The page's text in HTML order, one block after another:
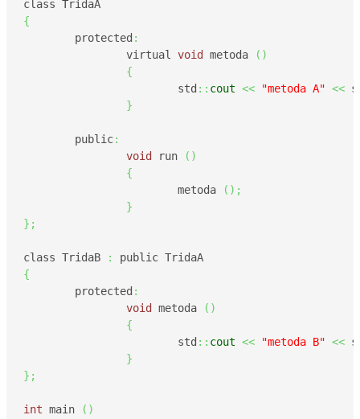
{
	protected
:
		virtual
void metoda ( )
{
			std
:: cout << "metoda A" <<
}
	public
:
void
run ( )
{
			metoda
( ) ;
}
} ;
class TridaB :
{
	protected
:
void
metoda ( )
{
			std
:: cout << "metoda B" <<
}
} ;
int main ( )